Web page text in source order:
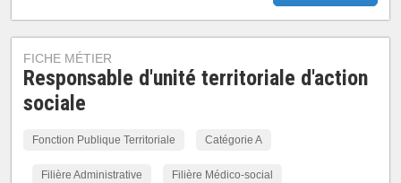
FICHE MÉTIER
Responsable d'unité territoriale d'action
sociale
Fonction Publique Territoriale Catégorie A
Filière Administrative Filière Médico-social